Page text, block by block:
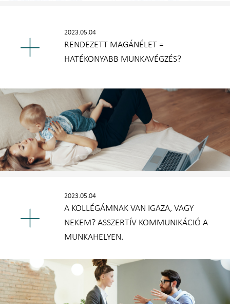
2023.05.04
RENDEZETT MAGÁNÉLET =
HATÉKONYABB MUNKAVÉGZÉS?
2023.05.04
A KOLLÉGÁMNAK VAN IGAZA, VAGY
NEKEM? ASSZERTÍV KOMMUNIKÁCIÓ A
MUNKAHELYEN.